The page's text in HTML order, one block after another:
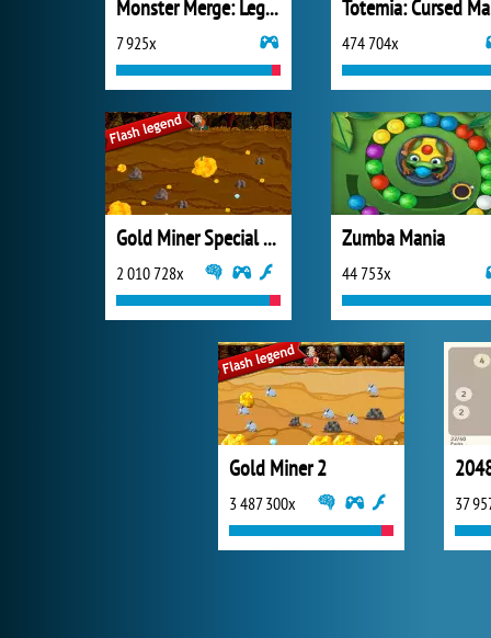
Monster Merge: Legends Alive
7 925x 474 704x
Gold Miner Special Edition
2 010 728x
Zumba Mania
44 753x
Gold Miner 2
3 487 300x 37